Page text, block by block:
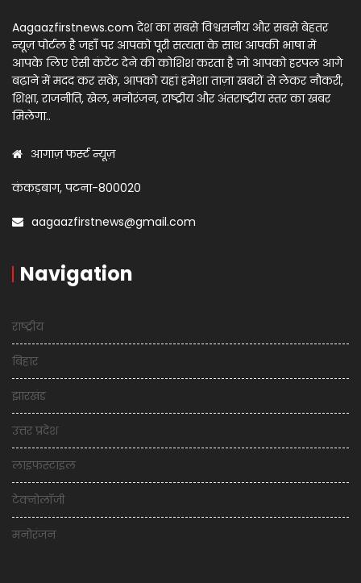
Aagaazfirstnews.com देश का सबसे विश्वसनीय और सबसे बेहतर
न्यूज़ पोर्टल है जहाँ पर आपको पूरी सत्यता के साथ आपकी भाषा में
आपके लिए ऐसी कंटेंट देने की कोशिश करता है जो आपको हरपल आगे
बढ़ाने में मदद कर सकें, आपको यहां हमेशा ताज़ा खबरों से लेकर नौकरी,
शिक्षा, राजनीति, खेल, मनोरंजन, राष्ट्रीय और अंतराष्ट्रीय स्तर का खबर
मिलेगा..
आगाज़ फर्स्ट न्यूज़
कंकड़बाग, पटना-800020
aagaazfirstnews@gmail.com
Navigation
राष्ट्रीय
बिहार
झारखंड
उत्तर प्रदेश
लाइफस्टाइल
टेक्नोलॉजी
मनोरंजन